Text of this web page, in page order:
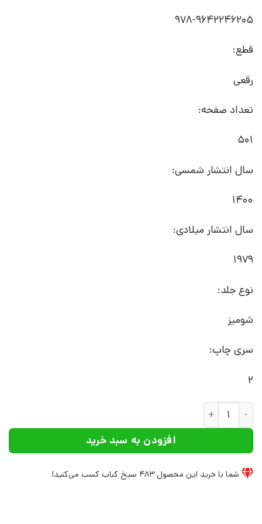
978-9642246205
قطع:
رقعی
تعداد صفحه:
501
سال انتشار شمسی:
1400
سال انتشار میلادی:
1979
نوع جلد:
شومیز
سری چاپ:
2
کتاب نگاه عرفانی به وجود | انتشارات علم عدد
افزودن به سبد خرید
شما با خرید این محصول483 سیخ کباب کسب می‌کنید!